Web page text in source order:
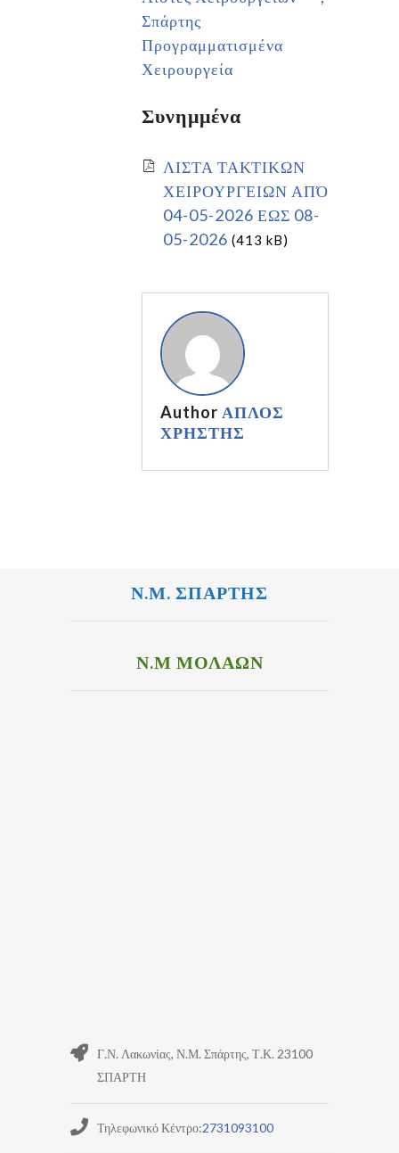
Σπάρτης
Προγραμματισμένα
Χειρουργεία
Συνημμένα
ΛΙΣΤΑ ΤΑΚΤΙΚΩΝ
ΧΕΙΡΟΥΡΓΕΙΩΝ ΑΠΌ
04-05-2026 ΕΩΣ 08-
05-2026 (413 kB)
Author ΑΠΛΟΣ
ΧΡΗΣΤΗΣ
Ν.Μ. ΣΠΑΡΤΗΣ
Ν.Μ ΜΟΛΑΩΝ
Γ.Ν. Λακωνίας, Ν.Μ. Σπάρτης, Τ.Κ. 23100
ΣΠΑΡΤΗ
Τηλεφωνικό Κέντρο:2731093100